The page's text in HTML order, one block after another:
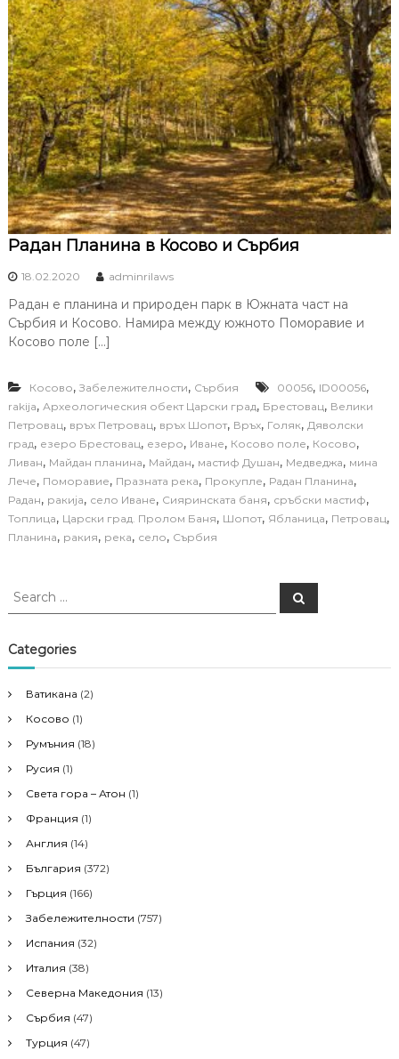
Радан Планина в Косово и Сърбия
18.02.2020 adminrilaws
Радан е планина и природен парк в Южната част на
Сърбия и Косово. Намира между южното Поморавие и
Косово поле […]
Косово, Забележителности, Сърбия 00056, ID00056,
rakija, Археологическия обект Царски град, Брестовац, Велики
Петровац, връх Петровац, връх Шопот, Връх, Голяк, Дяволски
град, езеро Брестовац, езеро, Иване, Косово поле, Косово,
Ливан, Майдан планина, Майдан, мастиф Душан, Медведжа, мина
Лече, Поморавие, Празната река, Прокупле, Радан Планина,
Радан, ракија, село Иване, Сияринската баня, сръбски мастиф,
Топлица, Царски град. Пролом Баня, Шопот, Ябланица, Петровац,
Планина, ракия, река, село, Сърбия
S
r
c
f
o
r
S
e
Categories
Ватикана (2)
Косово (1)
Румъния (18)
Русия (1)
Света гора – Атон (1)
Франция (1)
Англия (14)
България (372)
Гърция (166)
Забележителности (757)
Испания (32)
Италия (38)
Северна Македония (13)
Сърбия (47)
Турция (47)